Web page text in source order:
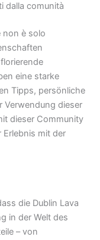
dalla comunità
non è solo
eine starke
Tipps, persönliche
Verwendung dieser
dieser Community
Erlebnis mit der
die Dublin Lava
in der Welt des
– von